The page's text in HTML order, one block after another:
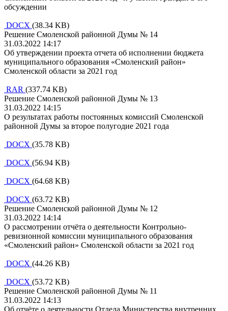
обсуждении
DOCX (38.34 KB)
Решение Смоленской районной Думы № 14
31.03.2022 14:17
Об утверждении проекта отчета об исполнении бюджета
муниципального образования «Смоленский район»
Смоленской области за 2021 год
RAR (337.74 KB)
Решение Смоленской районной Думы № 13
31.03.2022 14:15
О результатах работы постоянных комиссий Смоленской
районной Думы за второе полугодие 2021 года
DOCX (35.78 KB)
DOCX (56.94 KB)
DOCX (64.68 KB)
DOCX (63.72 KB)
Решение Смоленской районной Думы № 12
31.03.2022 14:14
О рассмотрении отчёта о деятельности Контрольно-
ревизионной комиссии муниципального образования
«Смоленский район» Смоленской области за 2021 год
DOCX (44.26 KB)
DOCX (53.72 KB)
Решение Смоленской районной Думы № 11
31.03.2022 14:13
Об отчёте о деятельности Отдела Министерства внутренних